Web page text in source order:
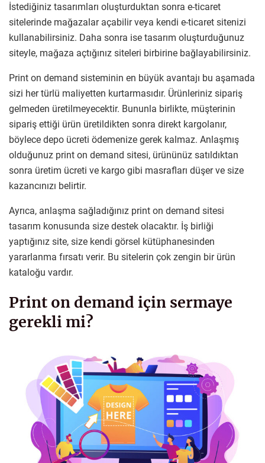
İstediğiniz tasarımları oluşturduktan sonra e-ticaret
sitelerinde mağazalar açabilir veya kendi e-ticaret sitenizi
kullanabilirsiniz. Daha sonra ise tasarım oluşturduğunuz
siteyle, mağaza açtığınız siteleri birbirine bağlayabilirsiniz.
Print on demand sisteminin en büyük avantajı bu aşamada
sizi her türlü maliyetten kurtarmasıdır. Ürünleriniz sipariş
gelmeden üretilmeyecektir. Bununla birlikte, müşterinin
sipariş ettiği ürün üretildikten sonra direkt kargolanır,
böylece depo ücreti ödemenize gerek kalmaz. Anlaşmış
olduğunuz print on demand sitesi, ürününüz satıldıktan
sonra üretim ücreti ve kargo gibi masrafları düşer ve size
kazancınızı belirtir.
Ayrıca, anlaşma sağladığınız print on demand sitesi
tasarım konusunda size destek olacaktır. İş birliği
yaptığınız site, size kendi görsel kütüphanesinden
yararlanma fırsatı verir. Bu sitelerin çok zengin bir ürün
kataloğu vardır.
Print on demand için sermaye
gerekli mi?